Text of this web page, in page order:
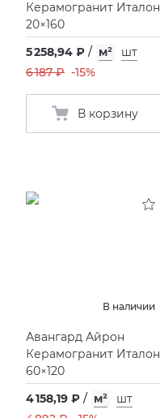
Керамогранит Италон
20×160
5 258,94 ₽ / м²
шт
6 187 ₽ -15%
В корзину
В наличии
Авангард Айрон
Керамогранит Италон
60×120
4 158,19 ₽ / м²
шт